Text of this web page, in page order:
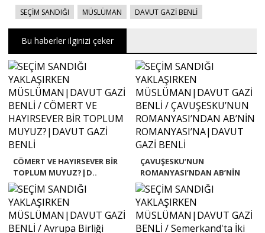
SEÇİM SANDIĞI MÜSLÜMAN DAVUT GAZİ BENLİ
Bu haberler ilginizi çeker
CÖMERT VE HAYIRSEVER BİR
TOPLUM MUYUZ?|D..
ÇAVUŞESKU’NUN
ROMANYASI’NDAN AB’NİN
ROMA..